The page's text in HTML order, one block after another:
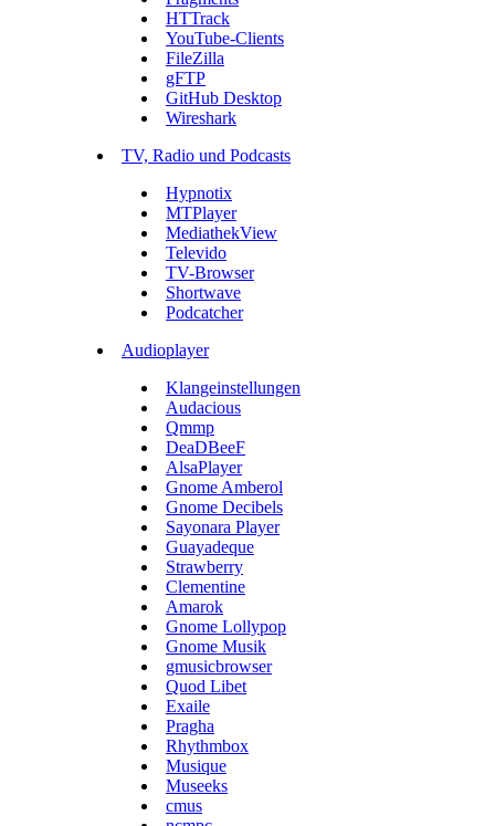
HTTrack
YouTube-Clients
FileZilla
gFTP
GitHub Desktop
Wireshark
TV, Radio und Podcasts
Hypnotix
MTPlayer
MediathekView
Televido
TV-Browser
Shortwave
Podcatcher
Audioplayer
Klangeinstellungen
Audacious
Qmmp
DeaDBeeF
AlsaPlayer
Gnome Amberol
Gnome Decibels
Sayonara Player
Guayadeque
Strawberry
Clementine
Amarok
Gnome Lollypop
Gnome Musik
gmusicbrowser
Quod Libet
Exaile
Pragha
Rhythmbox
Musique
Museeks
cmus